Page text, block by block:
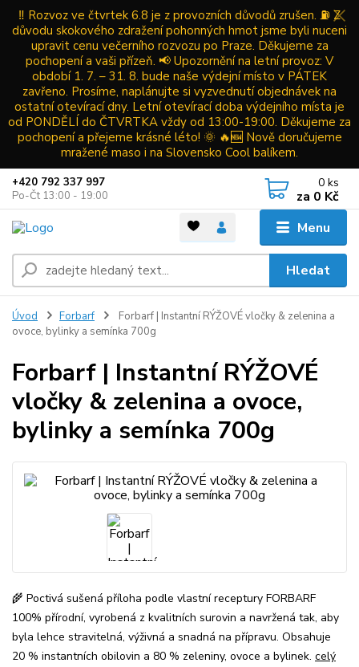
‼️ Rozvoz ve čtvrtek 6.8 je z provozních důvodů zrušen. ⛽ Z
důvodu skokového zdražení pohonných hmot jsme byli nuceni
upravit cenu večerního rozvozu po Praze. Děkujeme za
pochopení a vaši přízeň. 📢 Upozornění na letní provoz: V
období 1. 7. – 31. 8. bude naše výdejní místo v PÁTEK
zavřeno. Prosíme, naplánujte si vyzvednutí objednávek na
ostatní otevírací dny. Letní otevírací doba výdejního místa je
od PONDĚLÍ do ČTVRTKA vždy od 13:00-19:00. Děkujeme za
pochopení a přejeme krásné léto! 🌞 🔥🆕 Nově doručujeme
mražené maso i na Slovensko Cool balíkem.
Menu
Hledat
+420 792 337 997
Po-Čt 13:00 - 19:00
0 ks
za 0 Kč
Úvod Forbarf
Forbarf | Instantní RÝŽOVÉ vločky & zelenina a
ovoce, bylinky a semínka 700g
Forbarf | Instantní RÝŽOVÉ
vločky & zelenina a ovoce,
bylinky a semínka 700g
🌾 Poctivá sušená příloha podle vlastní receptury FORBARF
100% přírodní, vyrobená z kvalitních surovin a navržená tak, aby
byla lehce stravitelná, výživná a snadná na přípravu. Obsahuje
20 % instantních obilovin a 80 % zeleniny, ovoce a bylinek. celý